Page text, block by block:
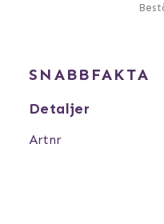
SNABBFAKTA
Detaljer
Artnr